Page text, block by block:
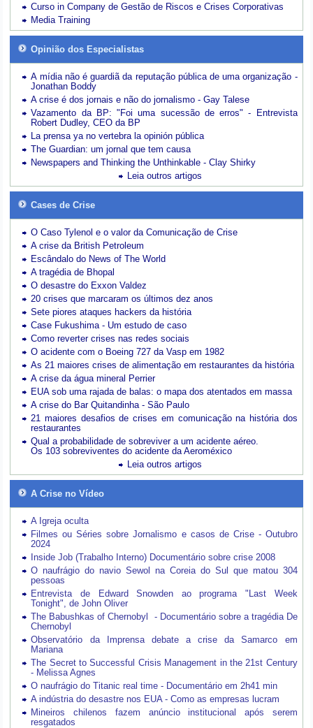
Curso in Company de Gestão de Riscos e Crises Corporativas
Media Training
Opinião dos Especialistas
A mídia não é guardiã da reputação pública de uma organização -
Jonathan Boddy
A crise é dos jornais e não do jornalismo - Gay Talese
Vazamento da BP: "Foi uma sucessão de erros" - Entrevista
Robert Dudley, CEO da BP
La prensa ya no vertebra la opinión pública
The Guardian: um jornal que tem causa
Newspapers and Thinking the Unthinkable - Clay Shirky
Leia outros artigos
Cases de Crise
O Caso Tylenol e o valor da Comunicação de Crise
A crise da British Petroleum
Escândalo do News of The World
A tragédia de Bhopal
O desastre do Exxon Valdez
20 crises que marcaram os últimos dez anos
Sete piores ataques hackers da história
Case Fukushima - Um estudo de caso
Como reverter crises nas redes sociais
O acidente com o Boeing 727 da Vasp em 1982
As 21 maiores crises de alimentação em restaurantes da história
A crise da água mineral Perrier
EUA sob uma rajada de balas: o mapa dos atentados em massa
A crise do Bar Quitandinha - São Paulo
21 maiores desafios de crises em comunicação na história dos
restaurantes
Qual a probabilidade de sobreviver a um acidente aéreo.
Os 103 sobreviventes do acidente da Aeroméxico
Leia outros artigos
A Crise no Vídeo
A Igreja oculta
Filmes ou Séries sobre Jornalismo e casos de Crise - Outubro
2024
Inside Job (Trabalho Interno) Documentário sobre crise 2008
O naufrágio do navio Sewol na Coreia do Sul que matou 304
pessoas
Entrevista de Edward Snowden ao programa "Last Week
Tonight", de John Oliver
The Babushkas of Chernobyl - Documentário sobre a tragédia De
Chernobyl
Observatório da Imprensa debate a crise da Samarco em
Mariana
The Secret to Successful Crisis Management in the 21st Century
- Melissa Agnes
O naufrágio do Titanic real time - Documentário em 2h41 min
A indústria do desastre nos EUA - Como as empresas lucram
Mineiros chilenos fazem anúncio institucional após serem
resgatados